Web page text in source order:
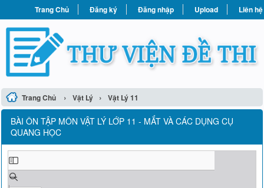
Trang Chủ Đăng ký Đăng nhập Upload Liên hệ
Trang Chủ › Vật Lý › Vật Lý 11
BÀI ÔN TẬP MÔN VẬT LÝ LỚP 11 - MẮT VÀ CÁC DỤNG CỤ
QUANG HỌC